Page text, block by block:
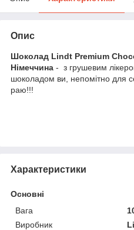
Опис
Шоколад Lindt Premium
Німеччина - з грушевим
шоколадом ви, непомітно для
раю!!!
Характеристики
Основні
Вага
Виробник